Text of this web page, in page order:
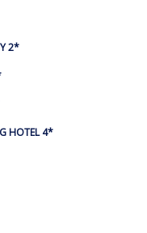
2*
HOTEL 4*